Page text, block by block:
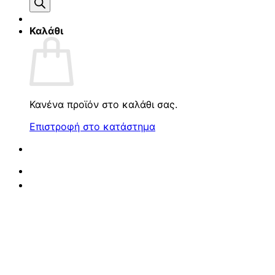
Καλάθι
Κανένα προϊόν στο καλάθι σας.
Επιστροφή στο κατάστημα